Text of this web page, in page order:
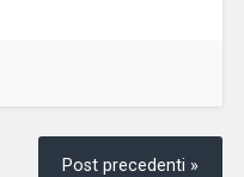
Post precedenti »